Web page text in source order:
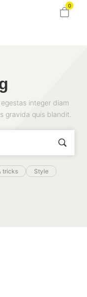
0
integer diam
gravida quis blandit.
tricks Style